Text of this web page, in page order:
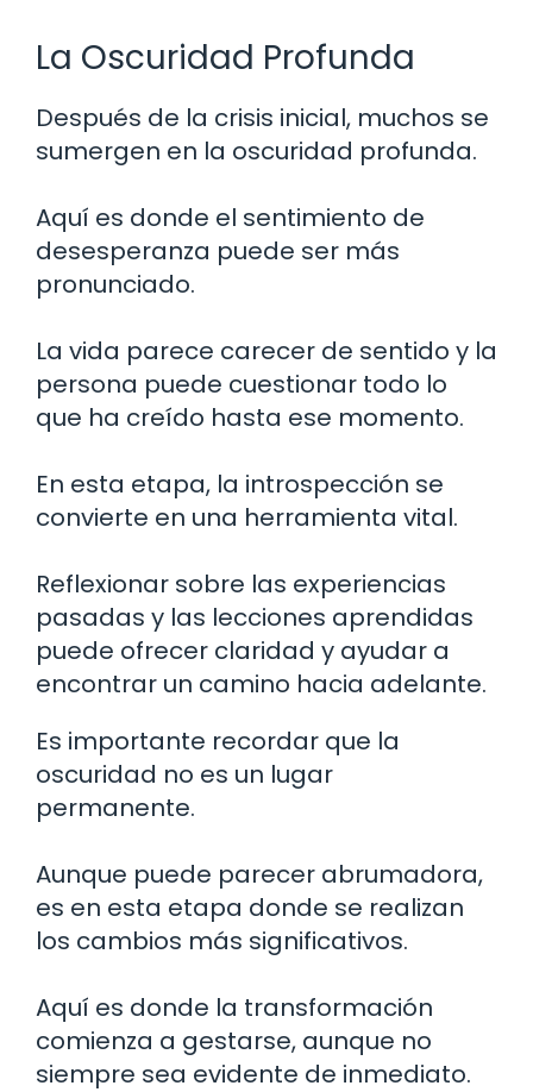
La Oscuridad Profunda
Después de la crisis inicial, muchos se
sumergen en la oscuridad profunda.
Aquí es donde el sentimiento de
desesperanza puede ser más
pronunciado.
La vida parece carecer de sentido y la
persona puede cuestionar todo lo
que ha creído hasta ese momento.
En esta etapa, la introspección se
convierte en una herramienta vital.
Reflexionar sobre las experiencias
pasadas y las lecciones aprendidas
puede ofrecer claridad y ayudar a
encontrar un camino hacia adelante.
Es importante recordar que la
oscuridad no es un lugar
permanente.
Aunque puede parecer abrumadora,
es en esta etapa donde se realizan
los cambios más significativos.
Aquí es donde la transformación
comienza a gestarse, aunque no
siempre sea evidente de inmediato.